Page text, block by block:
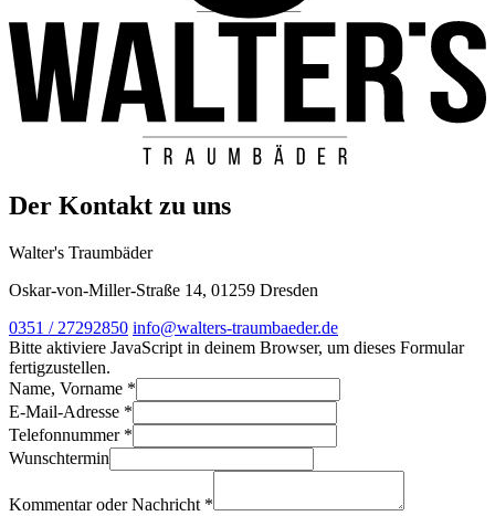
Der Kontakt zu uns
Walter's Traumbäder
Oskar-von-Miller-Straße 14, 01259 Dresden
0351 / 27292850 info@walters-traumbaeder.de
Bitte aktiviere JavaScript in deinem Browser, um dieses Formular
fertigzustellen.
Name, Vorname *
E-Mail-Adresse *
Telefonnummer *
Wunschtermin
Telefonnummer
Kommentar oder Nachricht *